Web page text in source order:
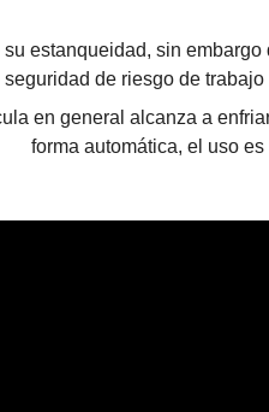
estanqueidad, sin
de riesgo de
en general alcanza a
forma automática, el uso